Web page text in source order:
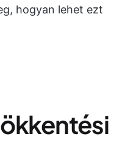
hogyan lehet ezt